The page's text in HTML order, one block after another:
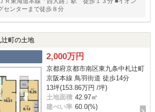
センターまで徒歩８分
町の土地
2,000万円
京都府京都市南区東九条中札辻町
京阪本線 鳥羽街道 徒歩14分
13坪(153.86万円 /坪)
土地面積 42.97㎡
建ぺい率 60.0(%)